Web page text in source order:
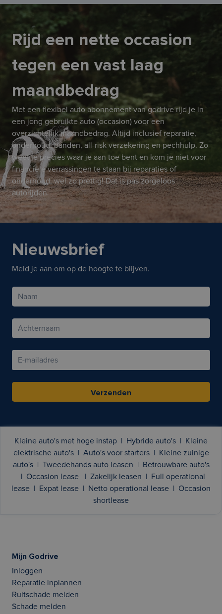
Rijd een nette occasion
tegen een vast laag
maandbedrag
Met een flexibel auto abonnement van godrive rijd je in
een jong gebruikte auto (occasion) voor een
overzichtelijk maandbedrag. Altijd inclusief reparatie,
onderhoud, banden, all-risk verzekering en pechhulp. Zo
weet je precies waar je aan toe bent en kom je niet voor
financiële verrassingen te staan bij reparaties of
onderhoud, wel zo prettig! Dat is pas zorgeloos
autorijden.
Nieuwsbrief
Meld je aan om op de hoogte te blijven.
Verzenden
Kleine auto's met hoge instap Hybride auto's
Kleine
elektrische auto's
Auto's voor starters
Kleine zuinige
auto's
Tweedehands auto leasen
Betrouwbare auto's
Occasion lease Zakelijk leasen
Full operational
lease
Expat lease Netto operational lease
Occasion
shortlease
Mijn Godrive
Inloggen
Reparatie inplannen
Ruitschade melden
Schade melden